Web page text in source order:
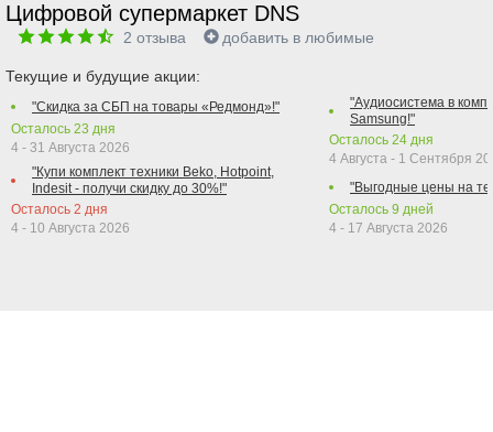
Цифровой супермаркет DNS
2 отзыва добавить в любимые
Текущие и будущие акции:
"Скидка за СБП на товары «Редмонд»!"
Осталось 23 дня
4 - 31 Августа 2026
"Купи комплект техники Beko, Hotpoint,
Indesit - получи скидку до 30%!"
Осталось 2 дня
4 - 10 Августа 2026
"Аудиосистема в
Samsung!"
Осталось 24 дня
4 Августа - 1 Сентября
"Выгодные цены на
Осталось 9 дней
4 - 17 Августа 2026